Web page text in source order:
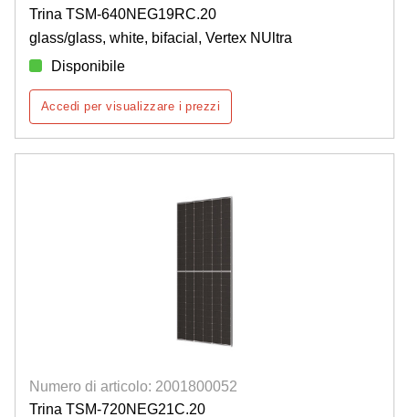
Trina TSM-640NEG19RC.20
glass/glass, white, bifacial, Vertex NUltra
Disponibile
Accedi per visualizzare i prezzi
Numero di articolo: 2001800052
Trina TSM-720NEG21C.20